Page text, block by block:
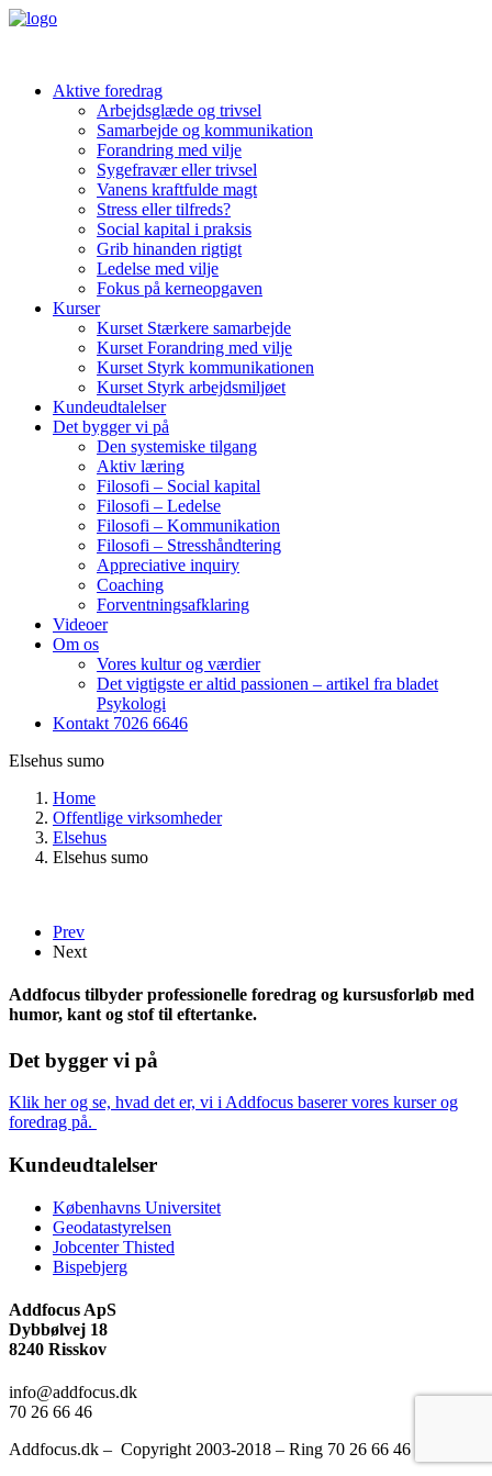
Aktive foredrag
Arbejdsglæde og trivsel
Samarbejde og kommunikation
Forandring med vilje
Sygefravær eller trivsel
Vanens kraftfulde magt
Stress eller tilfreds?
Social kapital i praksis
Grib hinanden rigtigt
Ledelse med vilje
Fokus på kerneopgaven
Kurser
Kurset Stærkere samarbejde
Kurset Forandring med vilje
Kurset Styrk kommunikationen
Kurset Styrk arbejdsmiljøet
Kundeudtalelser
Det bygger vi på
Den systemiske tilgang
Aktiv læring
Filosofi – Social kapital
Filosofi – Ledelse
Filosofi – Kommunikation
Filosofi – Stresshåndtering
Appreciative inquiry
Coaching
Forventningsafklaring
Videoer
Om os
Vores kultur og værdier
Det vigtigste er altid passionen – artikel fra bladet
Psykologi
Kontakt 7026 6646
Elsehus sumo
Home
Offentlige virksomheder
Elsehus
Elsehus sumo
Prev
Next
Addfocus tilbyder professionelle foredrag og kursusforløb med
humor, kant og stof til eftertanke.
Det bygger vi på
Klik her og se, hvad det er, vi i Addfocus baserer vores kurser og
foredrag på.
Kundeudtalelser
Københavns Universitet
Geodatastyrelsen
Jobcenter Thisted
Bispebjerg
Addfocus ApS
Dybbølvej 18
8240 Risskov
info@addfocus.dk
70 26 66 46
Addfocus.dk – Copyright 2003-2018 – Ring 70 26 66 46